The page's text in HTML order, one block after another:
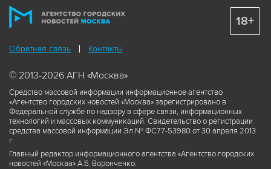
Обратная связь Контакты
© 2013-2026 АГН «Москва»
Средство массовой информации информационное агентство
«Агентство городских новостей «Москва» зарегистрировано в
Федеральной службе по надзору в сфере связи, информационных
технологий и массовых коммуникаций. Свидетельство о регистрации
средства массовой информации Эл № ФС77-53980 от 30 апреля 2013
г.
Главный редактор информационного агентства «Агентство городских
новостей «Москва» А.Б. Воронченко.
18+